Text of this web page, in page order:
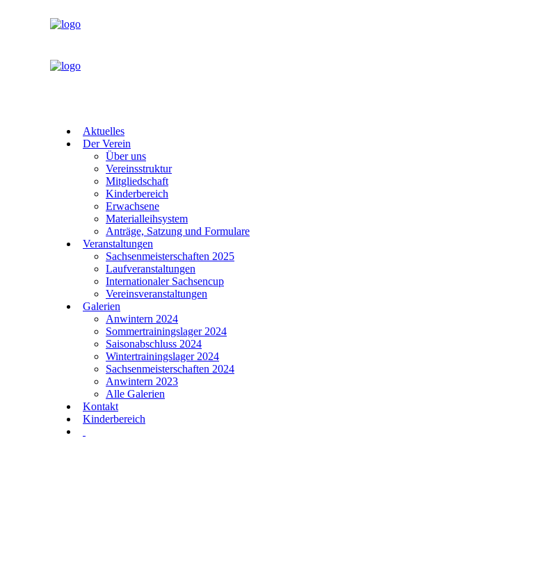
Aktuelles
Der Verein
Über uns
Vereinsstruktur
Mitgliedschaft
Kinderbereich
Erwachsene
Materialleihsystem
Anträge, Satzung und Formulare
Veranstaltungen
Sachsenmeisterschaften 2025
Laufveranstaltungen
Internationaler Sachsencup
Vereinsveranstaltungen
Galerien
Anwintern 2024
Sommertrainingslager 2024
Saisonabschluss 2024
Wintertrainingslager 2024
Sachsenmeisterschaften 2024
Anwintern 2023
Alle Galerien
Kontakt
Kinderbereich